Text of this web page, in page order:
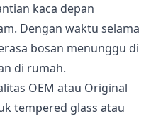
kaca depan
Dengan waktu selama
bosan menunggu di
di rumah.
OEM atau Original
tempered glass atau